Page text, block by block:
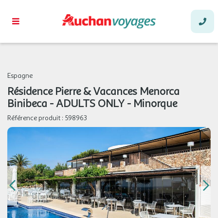
Espagne
Résidence Pierre & Vacances Menorca
Binibeca - ADULTS ONLY - Minorque
Référence produit : 598963
sept. 2026
LUN.
21
SEPT.
449 €/hébergement
Retour le
23/09/2026
MAR.
22
SEPT.
449 €/hébergement
Retour le
24/09/2026